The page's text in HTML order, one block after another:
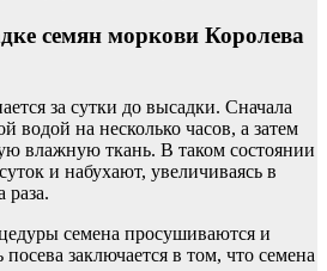
семян моркови Королева
за сутки до высадки. Сначала
водой на несколько часов, а затем
влажную ткань. В таком состоянии
и набухают, увеличиваясь в
раза.
семена просушиваются и
заключается в том, что семена